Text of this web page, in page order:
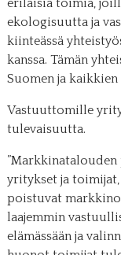
ekologisuutta ja
kiinteässä
kanssa. Tämän
Suomen ja
Vastuuttomille
tulevaisuutta.
yritykset ja toimijat,
poistuvat
laajemmin
elämässään ja